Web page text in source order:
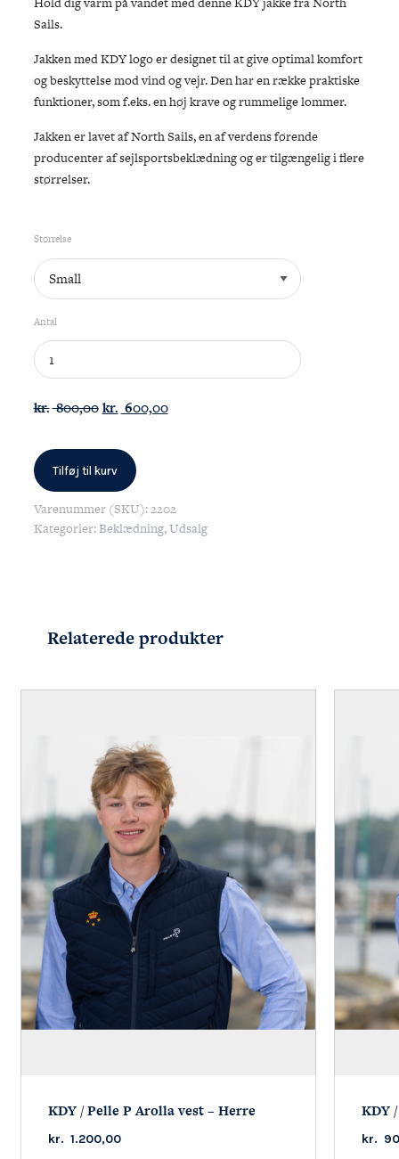
Sails.
Jakken med KDY logo er designet til at give optimal komfort
og beskyttelse mod vind og vejr. Den har en række praktiske
funktioner, som f.eks. en høj krave og rummelige lommer.
Jakken er lavet af North Sails, en af ​​verdens førende
producenter af sejlsportsbeklædning og er tilgængelig i flere
størrelser.
Størrelse
Antal
KDY
Jakke
/kr.800,00 Den
var:
kr. 800,00.
kr. 600,00Den
Tilføj til kurv
Varenummer (SKU):2202
Kategorier:Beklædning,Udsalg
Relaterede produkter
KDY / Pelle P Arolla vest – Herre
kr. 1.200,00
KDY
kr.